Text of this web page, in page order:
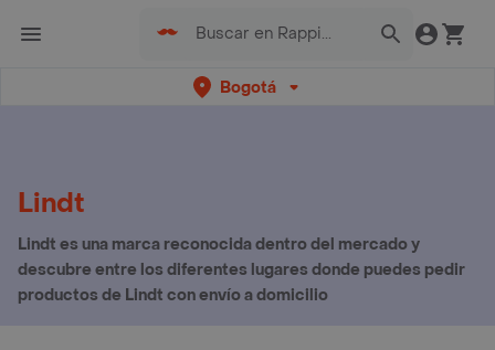
Bogotá
Lindt
Lindt es una marca reconocida dentro del mercado y
descubre entre los diferentes lugares donde puedes pedir
productos de Lindt con envío a domicilio